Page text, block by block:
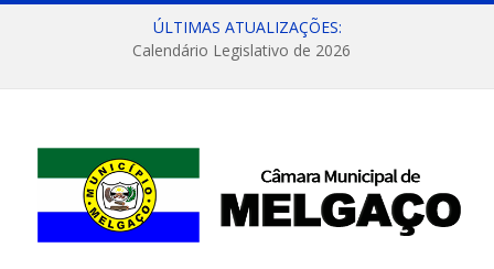
ÚLTIMAS ATUALIZAÇÕES:
Calendário Legislativo de 2026